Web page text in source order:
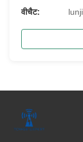
वीचैट: